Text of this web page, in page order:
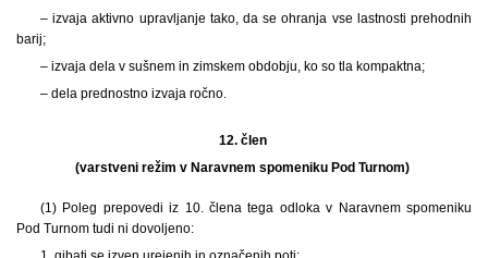
– izvaja aktivno upravljanje tako, da se ohranja vse lastnosti prehodnih
barij;
– izvaja dela v sušnem in zimskem obdobju, ko so tla kompaktna;
– dela prednostno izvaja ročno.
12. člen
(varstveni režim v Naravnem spomeniku Pod Turnom)
(1) Poleg prepovedi iz 10. člena tega odloka v Naravnem spomeniku
Pod Turnom tudi ni dovoljeno: